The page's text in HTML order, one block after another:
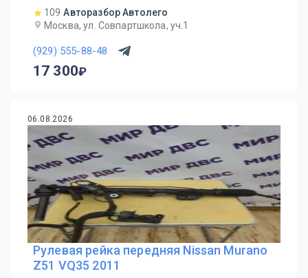
109 Авторазбор Автолего
Москва, ул. Совпартшкола, уч.1
(929) 555-88-48
17 300
06.08.2026
Рулевая рейка передняя Nissan Murano
Z51 VQ35 2011